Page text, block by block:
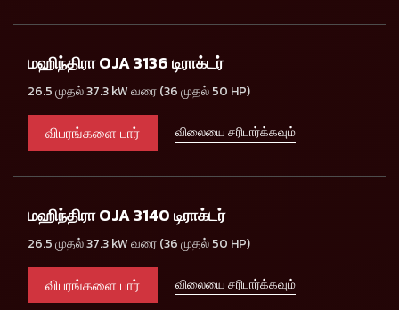
மஹிந்திரா OJA 3136 டிராக்டர்
26.5 முதல் 37.3 kW வரை (36 முதல் 50 HP)
விபரங்களை பார் விலையை சரிபார்க்கவும்
மஹிந்திரா OJA 3140 டிராக்டர்
26.5 முதல் 37.3 kW வரை (36 முதல் 50 HP)
விபரங்களை பார் விலையை சரிபார்க்கவும்